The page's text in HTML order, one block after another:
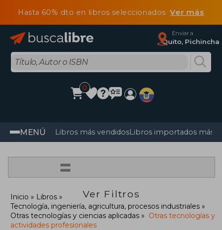
Hasta 60% dto en libros seleccionadosVer más
Enviar a
Quito, Pichincha
0
MENÚ Libros más vendidosLibros importados más
=
Ver Filtros
Inicio
Libros
Tecnología, ingeniería, agricultura, procesos industriales
Otras tecnologías y ciencias aplicadas
Otras tecnologías y
actividades profesionales